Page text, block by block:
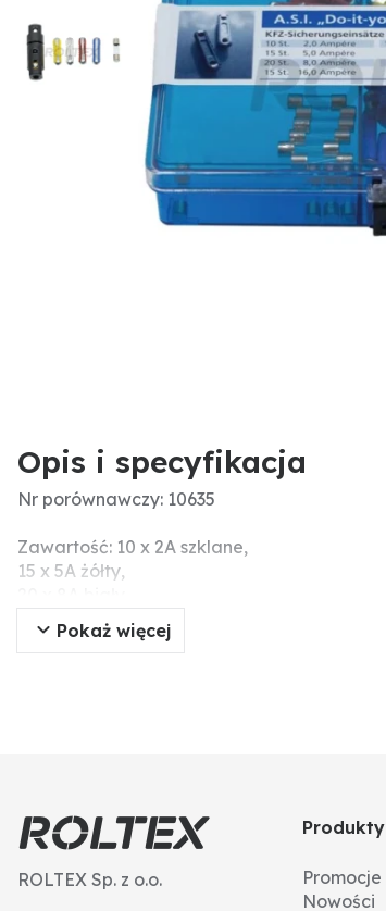
Opis i specyfikacja
Nr porównawczy: 10635
Zawartość: 10 x 2A szklane,
15 x 5A żółty,
15 x 16A czerwony,
15 x 25A niebieski,
15x 25A, kolor niebieski
bezpieczniki szklane
Pokaż więcej
ROLTEX Sp. z o.o.
Produkty
Promocje
Nowości